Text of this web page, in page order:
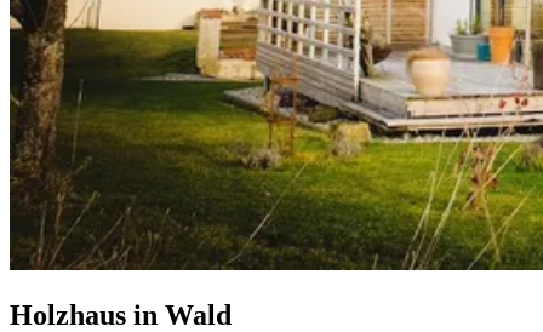
Holzhaus in Wald